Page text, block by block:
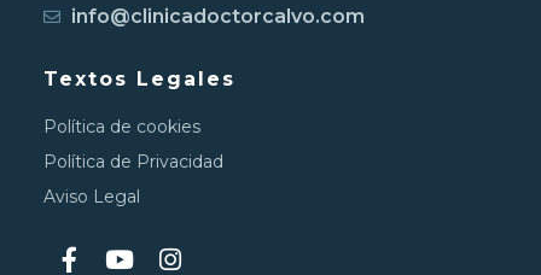
info@clinicadoctorcalvo.com
Textos Legales
Política de cookies
Política de Privacidad
Aviso Legal